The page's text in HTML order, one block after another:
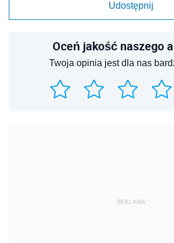
Udostępnij
Oceń jakość naszego
Twoja opinia jest dla nas
REKLAMA